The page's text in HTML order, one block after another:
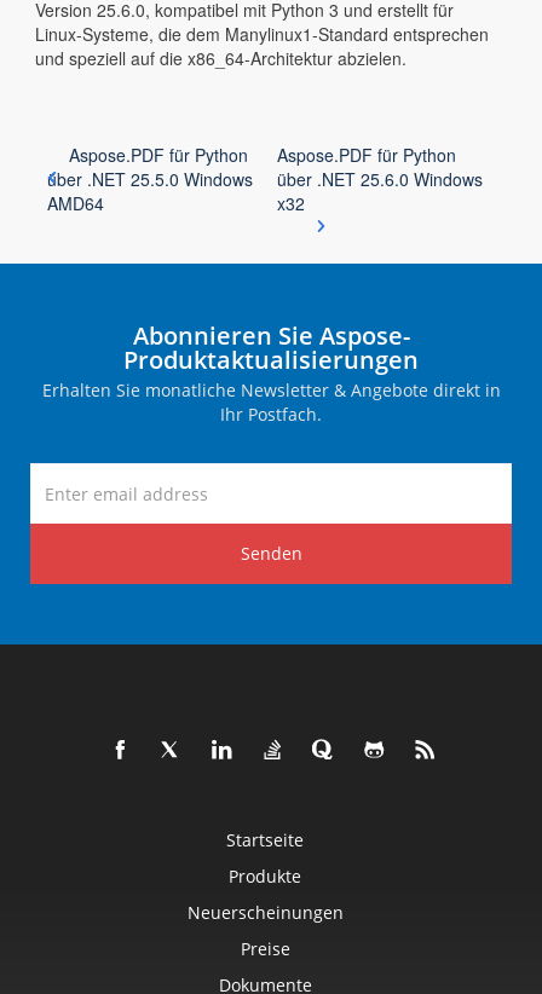
Version 25.6.0, kompatibel mit Python 3 und erstellt für
Linux-Systeme, die dem Manylinux1-Standard entsprechen
und speziell auf die x86_64-Architektur abzielen.
Aspose.PDF für Python
über .NET 25.5.0 Windows
AMD64
Aspose.PDF für Python
über .NET 25.6.0 Windows
x32
Abonnieren Sie Aspose-
Produktaktualisierungen
Erhalten Sie monatliche Newsletter & Angebote direkt in
Ihr Postfach.
Senden
Startseite
Produkte
Neuerscheinungen
Preise
Dokumente